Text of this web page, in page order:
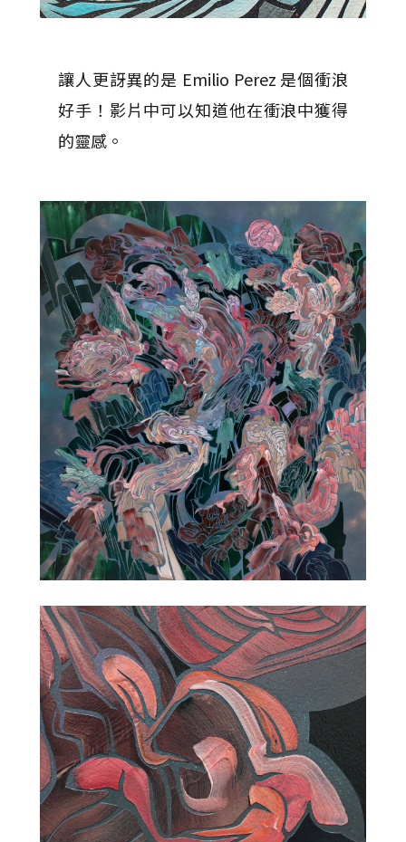
讓人更訝異的是 Emilio Perez 是個衝浪
好手！影片中可以知道他在衝浪中獲得
的靈感。